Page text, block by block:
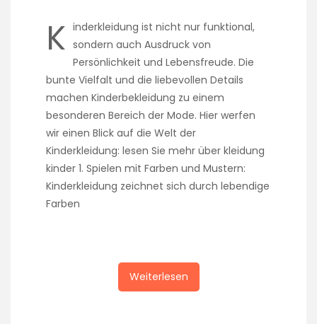
K inderkleidung ist nicht nur funktional,
sondern auch Ausdruck von
Persönlichkeit und Lebensfreude. Die
bunte Vielfalt und die liebevollen Details
machen Kinderbekleidung zu einem
besonderen Bereich der Mode. Hier werfen
wir einen Blick auf die Welt der
Kinderkleidung: lesen Sie mehr über kleidung
kinder 1. Spielen mit Farben und Mustern:
Kinderkleidung zeichnet sich durch lebendige
Farben
Weiterlesen